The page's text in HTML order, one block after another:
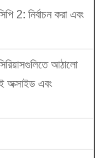
2: নির্বাচন করা এবং
আঠালো
অক্সাইড এবং